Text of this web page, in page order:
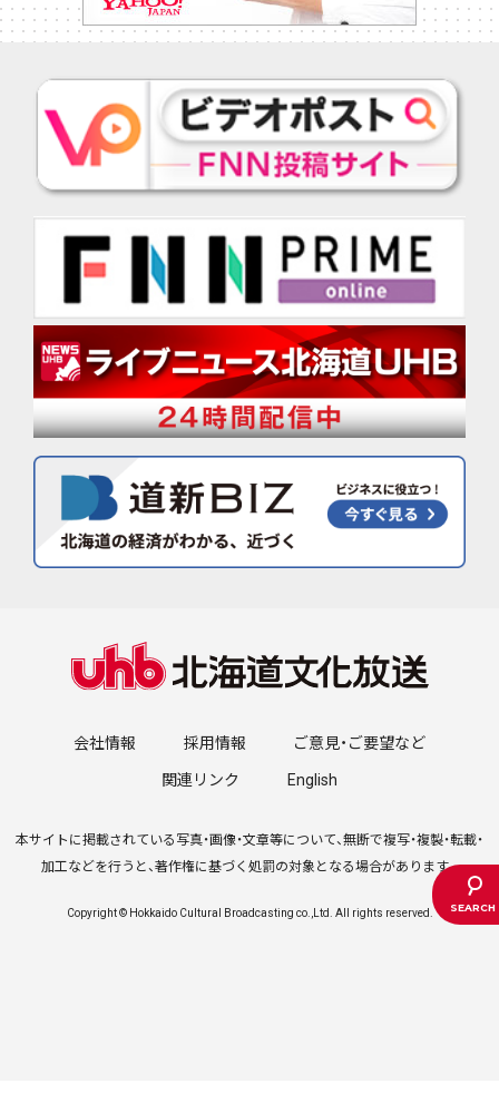
会社情報 採用情報 ご意見・ご要望など
関連リンク English
本サイトに掲載されている写真・画像・文章等について、無断で複写・複製・転載・
加工などを行うと、著作権に基づく処罰の対象となる場合があります。
Copyright © Hokkaido Cultural Broadcasting co.,Ltd. All rights reserved.